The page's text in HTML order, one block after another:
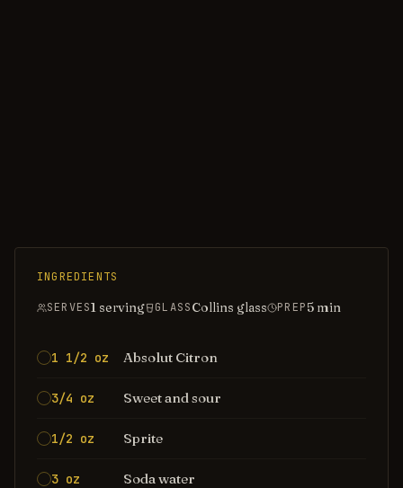
INGREDIENTS
SERVES1 serving GLASSCollins glass PREP5 min
1 1/2 oz Absolut Citron
3/4 oz Sweet and sour
1/2 oz Sprite
3 oz Soda water